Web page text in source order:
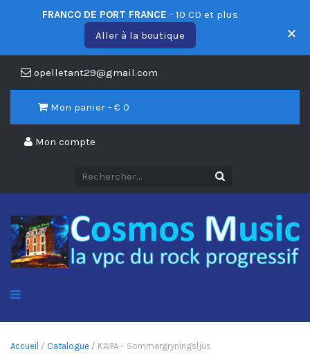
opelletant29@gmail.com
Mon panier - € 0
Mon compte
Accueil / Catalogue / KAIPA – Sommargryningsljus
FRANCO DE PORT FRANCE - 10 CD et plus
Aller à la boutique